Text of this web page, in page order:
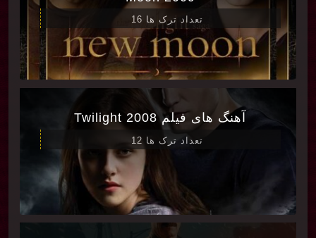
تعداد ترک ها 16
آهنگ های فیلم Twilight 2008
تعداد ترک ها 12